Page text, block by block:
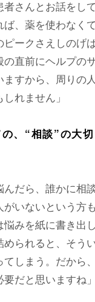
さんとお話をし
、薬を使わなく
ークさえしのげ
直前にヘルプの
すから、周りの
れません」
、“相談”の大切
だら、誰かに相
がいないという方
みを紙に書き出
られると、そう
てしまう。だから
だと思いますね」